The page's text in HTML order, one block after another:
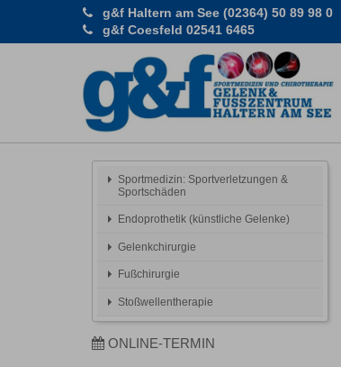
g&f Haltern am See (02364) 50 89 98 0
g&f Coesfeld 02541 6465
Sportmedizin: Sportverletzungen &
Sportschäden
Endoprothetik (künstliche Gelenke)
Gelenkchirurgie
Fußchirurgie
Stoßwellentherapie
ONLINE-TERMIN